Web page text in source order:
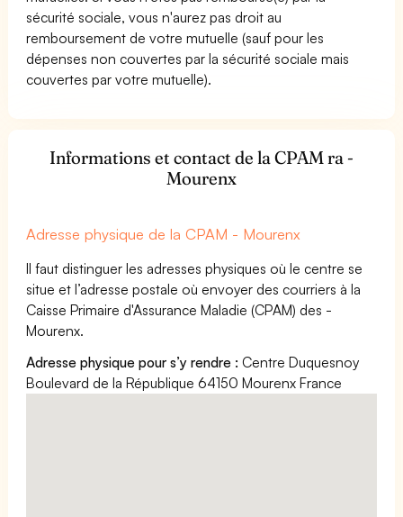
sécurité sociale, vous n'aurez pas droit au
remboursement de votre mutuelle (sauf pour les
dépenses non couvertes par la sécurité sociale mais
couvertes par votre mutuelle).
Informations et contact de la CPAM ra -
Mourenx
Adresse physique de la CPAM - Mourenx
Il faut distinguer les adresses physiques où le centre se
situe et l’adresse postale où envoyer des courriers à la
Caisse Primaire d'Assurance Maladie (CPAM) des -
Mourenx.
Adresse physique pour s’y rendre :Centre Duquesnoy
Boulevard de la République 64150 Mourenx France